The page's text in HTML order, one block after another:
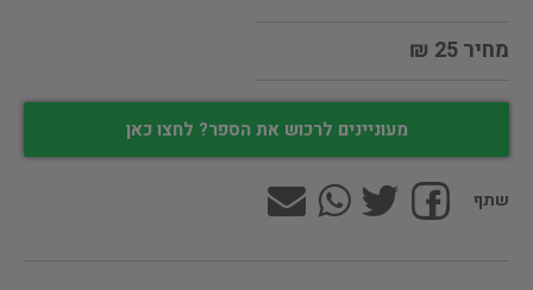
מחיר 25 ₪
מעוניינים לרכוש את הספר? לחצו כאן
שתף